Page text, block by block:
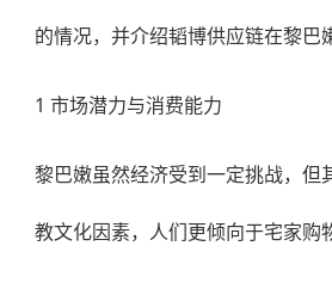
的情况，并介绍韬博供应链在黎巴
1 市场潜力与消费能力
黎巴嫩虽然经济受到一定挑战，
教文化因素，人们更倾向于宅家购